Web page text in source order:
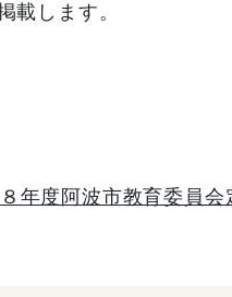
載します。
年度阿波市教育委員会